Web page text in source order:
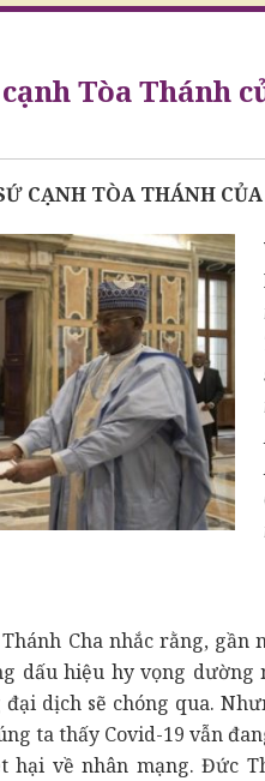
Tòa Thánh
CẠNH TÒA THÁNH
Cha nhắc rằng,
dấu hiệu hy vọng dường
dịch sẽ chóng qua.
ta thấy Covid-19 vẫn
hại về nhân mạng. Đức